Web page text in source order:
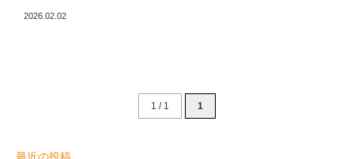
2026.02.02
1 / 1 1